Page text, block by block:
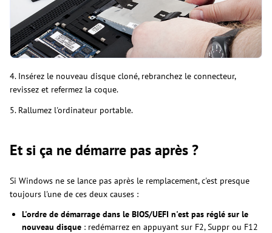
4. Insérez le nouveau disque cloné, rebranchez le connecteur,
revissez et refermez la coque.
5. Rallumez l'ordinateur portable.
Et si ça ne démarre pas après ?
Si Windows ne se lance pas après le remplacement, c'est presque
toujours l'une de ces deux causes :
L'ordre de démarrage dans le BIOS/UEFI n'est pas réglé sur le
nouveau disque : redémarrez en appuyant sur F2, Suppr ou F12